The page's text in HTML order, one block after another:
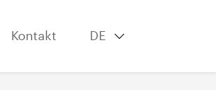
Kontakt DE